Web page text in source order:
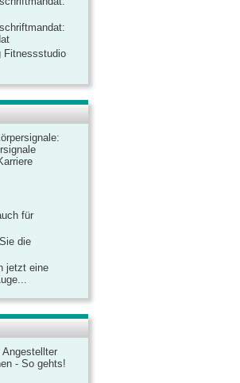
Fitnessstudio
für
die
jetzt eine
Angestellter
- So gehts!